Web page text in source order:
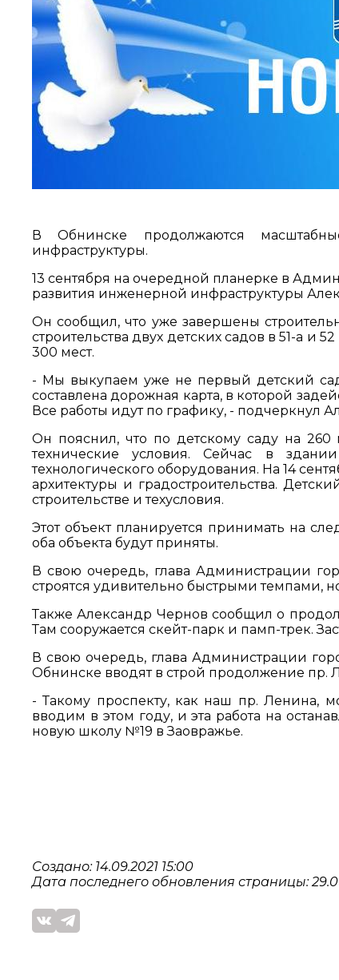
В Обнинске продолжаются
инфраструктуры.
13 сентября на очередной планерке в
развития инженерной инфраструктуры
Он сообщил, что уже завершены
строительства двух детских садов в 51-а и
300 мест.
- Мы выкупаем уже не первый детский
составлена дорожная карта, в которой
Все работы идут по графику, - подчеркнул
Он пояснил, что по детскому саду на 260
технические условия. Сейчас в
технологического оборудования. На 14
архитектуры и градостроительства.
строительстве и техусловия.
Этот объект планируется принимать на
оба объекта будут приняты.
В свою очередь, глава Администрации
строятся удивительно быстрыми темпами,
Также Александр Чернов сообщил о
Там сооружается скейт-парк и памп-трек.
В свою очередь, глава Администрации
Обнинске вводят в строй продолжение пр.
- Такому проспекту, как наш пр. Ленина,
вводим в этом году, и эта работа на
новую школу №19 в Заовражье.
Создано: 14.09.2021 15:00
Дата последнего обновления страницы: